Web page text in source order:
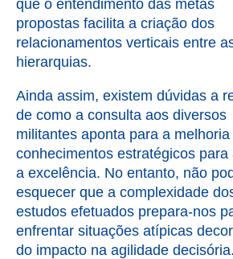
que o entendimento das metas
propostas facilita a criação dos
relacionamentos verticais entre
hierarquias.
Ainda assim, existem dúvidas a
de como a consulta aos diversos
militantes aponta para a melhoria
conhecimentos estratégicos para
a excelência. No entanto, não
esquecer que a complexidade
estudos efetuados prepara-nos
enfrentar situações atípicas
do impacto na agilidade